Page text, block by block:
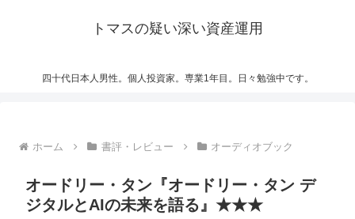
トマスの疑い深い資産運用
四十代日本人男性。個人投資家。専業1年目。日々勉強中です。
ホーム 書評・レビュー オーディオブック
オードリー・タン『オードリー・タン デ
ジタルとAIの未来を語る』★★★